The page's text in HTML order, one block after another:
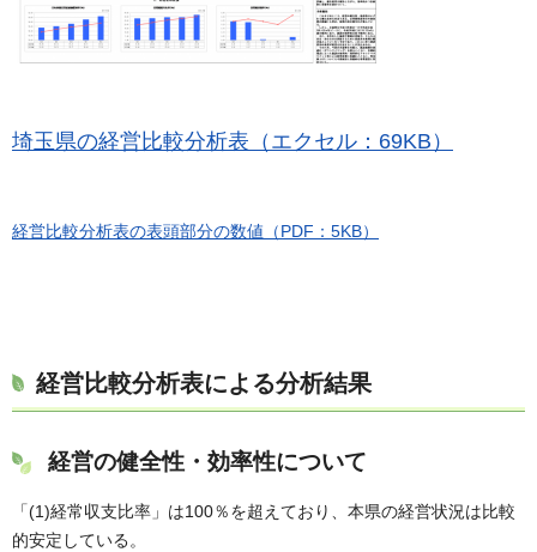
埼玉県の経営比較分析表（エクセル：69KB）
経営比較分析表の表頭部分の数値（PDF：5KB）
経営比較分析表による分析結果
経営の健全性・効率性について
「(1)経常収支比率」は100％を超えており、本県の経営状況は比較
的安定している。